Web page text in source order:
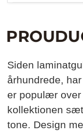
Siden
århundrede,
er populær over
kollektionen
tone. Design